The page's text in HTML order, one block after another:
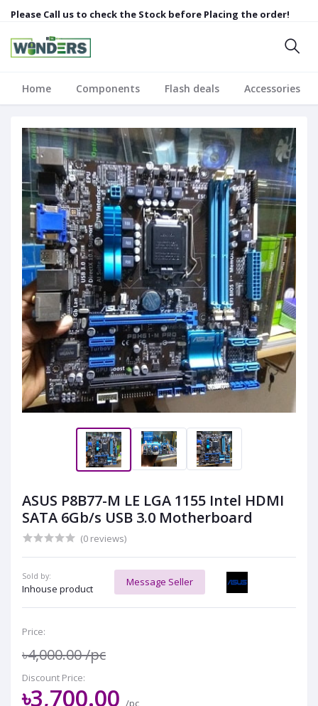
Please Call us to check the Stock before Placing the order!
Home Components Flash deals Accessories
ASUS P8B77-M LE LGA 1155 Intel HDMI
SATA 6Gb/s USB 3.0 Motherboard
(0 reviews)
Sold by:
Inhouse product
Message Seller
Price:
৳4,000.00/pc
Discount Price:
৳3,700.00 /pc